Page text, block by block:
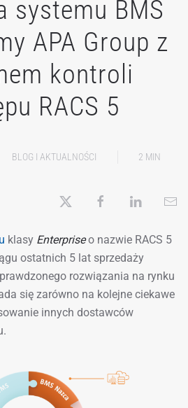
systemu BMS
APA Group z
kontroli
RACS 5
BLOG I AKTUALNOŚCI 2 MIN
klasy Enterpriseo nazwie RACS 5
ostatnich 5 lat sprzedaży
rozwiązania na rynku
się zarówno na kolejne ciekawe
innych dostawców